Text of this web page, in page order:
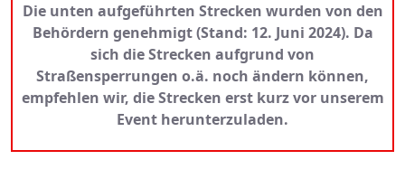
Die unten aufgeführten Strecken wurden von den
Behördern genehmigt (Stand: 12. Juni 2024). Da
sich die Strecken aufgrund von
Straßensperrungen o.ä. noch ändern können,
empfehlen wir, die Strecken erst kurz vor unserem
Event herunterzuladen.